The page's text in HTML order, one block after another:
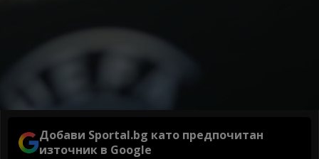
Добави Sportal.bg като предпочитан
източник в Google